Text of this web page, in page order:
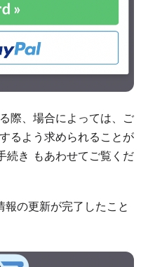
際、場合によっては、ご
るよう求められることが
続き もあわせてご覧くだ
の更新が完了したこと